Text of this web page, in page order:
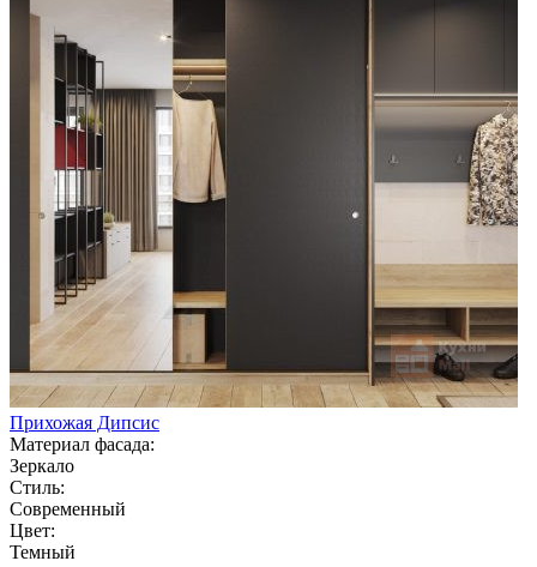
Прихожая Дипсис
Материал фасада:
Зеркало
Стиль:
Современный
Цвет:
Темный